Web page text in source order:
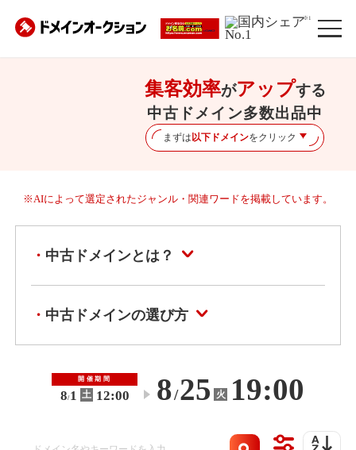
※1
集客効率がアップする
中古ドメイン多数出品中
まずは以下ドメインをクリック
※AIによって選定されたジャンル・関連ワードを掲載しています。
中古ドメインとは？
中古ドメインの選び方
開催期間
8/1 土 12:00 〜 8/25 火 19:00